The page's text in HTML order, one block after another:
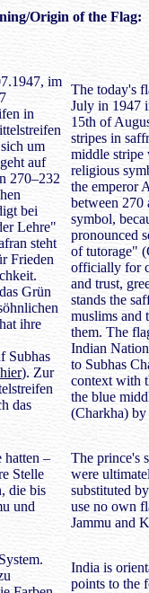
Origin of the Flag:
im
in
um
auf
270–232
bei
Lehre"
steht
Frieden
Grün
ihre
Subhas
hier). Zur
das
The today's
July in 1947
15th of
stripes in
middle stripe
religious
the emperor
between 270
symbol,
pronounced
of tutorage"
officially for
and trust,
stands the
muslims and
them. The
Indian
to Subhas
context with
the blue
(Charkha)
hatten –
Stelle
die bis
und
The prince's
were
substituted
use no own
Jammu and
India is
points to the